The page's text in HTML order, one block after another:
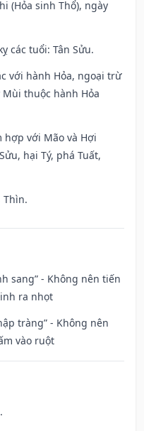
(Hỏa sinh Thổ), ngày
các tuổi: Tân Sửu.
với hành Hỏa, ngoại trừ
thuộc hành Hỏa
với Mão và Hợi
hại Tý, phá Tuất,
Thìn.
sang” - Không nên tiến
ra nhọt
tràng” - Không nên
vào ruột